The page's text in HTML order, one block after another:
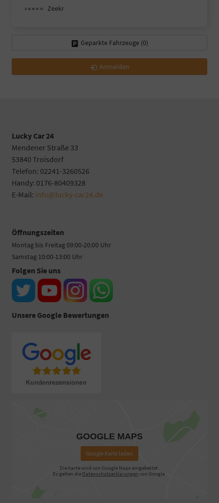
Zeekr
Geparkte Fahrzeuge (0)
Anmelden
Lucky Car 24
Mendener Straße 33
53840 Troisdorf
Telefon: 02241-3260526
Handy: 0176-80409328
E-Mail: info@lucky-car24.de
Öffnungszeiten
Montag bis Freitag 09:00-20:00 Uhr
Samstag 10:00-13:00 Uhr
Folgen Sie uns
Unsere Google Bewertungen
GOOGLE MAPS
Google Karte laden
Die Karte wird von Google Maps eingebettet.
Es gelten die Datenschutzerklärungen von Google.